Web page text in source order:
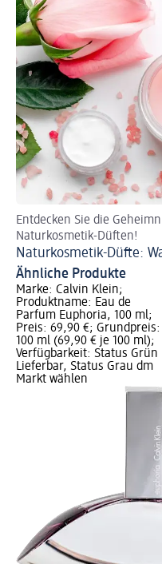
Entdecken Sie die
Naturkosmetik-Düften!
Naturkosmetik-Düfte:
Ähnliche Produkte
Marke: Calvin Klein;
Produktname: Eau de
Parfum Euphoria, 100 ml;
Preis: 69,90 €; Grundpreis:
100 ml (69,90 € je 100 ml);
Verfügbarkeit: Status Grün
Lieferbar, Status Grau dm
Markt wählen